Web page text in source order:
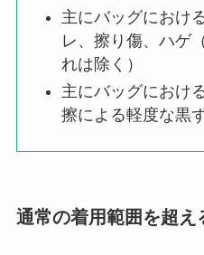
主にバッグにおけ
レ、擦り傷、ハゲ
れは除く）
主にバッグにおけ
擦による軽度な黒
通常の着用範囲を超え